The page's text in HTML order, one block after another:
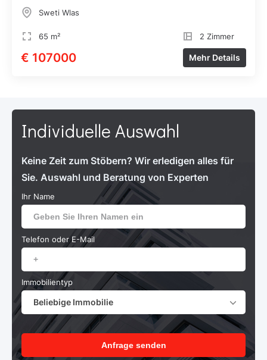
Sweti Wlas
65 m² 2 Zimmer
€ 107000 Mehr Details
Individuelle Auswahl
Keine Zeit zum Stöbern? Wir erledigen alles für
Sie. Auswahl und Beratung von Experten
Ihr Name
Telefon oder E-Mail
Immobilientyp
Beliebige Immobilie
Anfrage senden